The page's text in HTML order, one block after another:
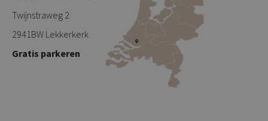
Twijnstraweg 2
2941BW Lekkerkerk
Gratis parkeren